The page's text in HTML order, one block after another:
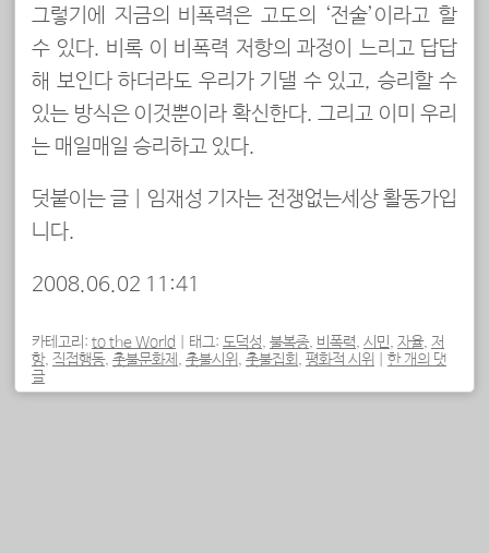
그렇기에 지금의 비폭력은 고도의 ‘전술’이라고 할
수 있다. 비록 이 비폭력 저항의 과정이 느리고 답답
해 보인다 하더라도 우리가 기댈 수 있고, 승리할 수
있는 방식은 이것뿐이라 확신한다. 그리고 이미 우리
는 매일매일 승리하고 있다.
덧붙이는 글 |
임재성 기자는 전쟁없는세상 활동가입
니다.
2008.06.02 11:41
카테고리: to the World 태그: 도덕성, 불복종, 비폭력, 시민, 자율, 저
항, 직접행동, 촛불문화제 , 촛불시위, 촛불집회, 평화적 시위
한 개의 댓
글